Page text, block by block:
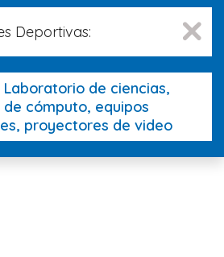
Deportivas:
Laboratorio de ciencias,
cómputo, equipos
proyectores de video